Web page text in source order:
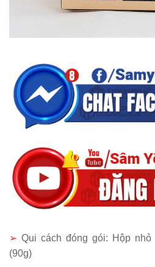
➢ Qui cách đóng gói: Hộp
(90g)